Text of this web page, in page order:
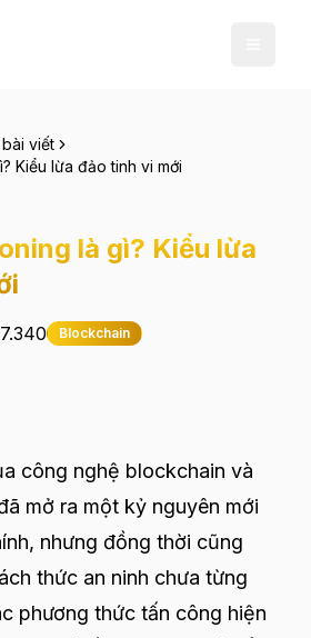
viết
Kiểu lừa đảo tinh vi mới
là gì? Kiểu lừa
7.340 Blockchain
công nghệ blockchain và
mở ra một kỷ nguyên mới
nhưng đồng thời cũng
thức an ninh chưa từng
phương thức tấn công hiện